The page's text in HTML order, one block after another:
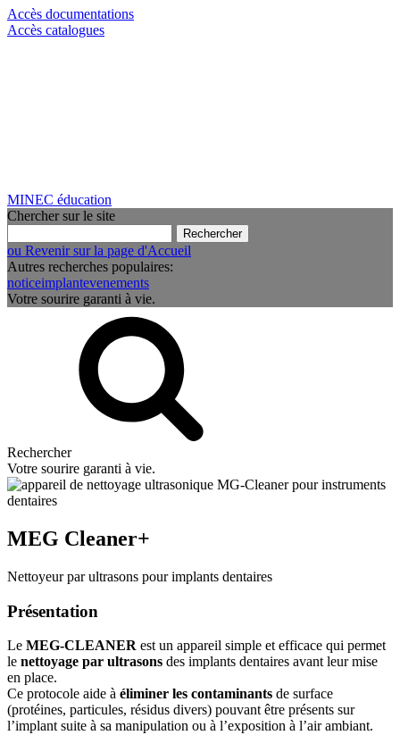
Accès documentations
Accès catalogues
MINEC éducation
Chercher sur le site
ou Revenir sur la page d'Accueil
Autres recherches populaires:
noticeimplantevenements
Votre sourire garanti à vie.
Rechercher
Votre sourire garanti à vie.
MEG Cleaner+
Nettoyeur par ultrasons pour implants dentaires
Présentation
Le MEG-CLEANER est un appareil simple et efficace qui permet
le nettoyage par ultrasons des implants dentaires avant leur mise
en place.
Ce protocole aide à éliminer les contaminants de surface
(protéines, particules, résidus divers) pouvant être présents sur
l’implant suite à sa manipulation ou à l’exposition à l’air ambiant.